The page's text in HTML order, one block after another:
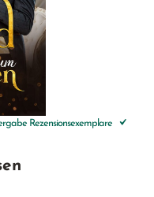
Rezensionsexemplare